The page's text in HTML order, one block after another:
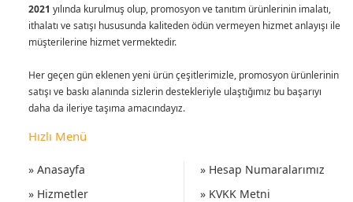
2021 yılında kurulmuş olup, promosyon ve tanıtım ürünlerinin imalatı,
ithalatı ve satışı hususunda kaliteden ödün vermeyen hizmet anlayışı ile
müşterilerine hizmet vermektedir.
Her geçen gün eklenen yeni ürün çeşitlerimizle, promosyon ürünlerinin
satışı ve baskı alanında sizlerin destekleriyle ulaştığımız bu başarıyı
daha da ileriye taşıma amacındayız.
Hızlı Menü
» Anasayfa
» Hizmetler
» Hesap Numaralarımız
» KVKK Metni